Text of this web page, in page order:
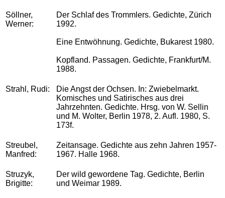
Söllner,
Werner:
Der Schlaf des Trommlers. Gedichte, Zürich
1992.
Eine Entwöhnung. Gedichte, Bukarest 1980.
Kopfland. Passagen. Gedichte, Frankfurt/M.
1988.
Strahl, Rudi:
Die Angst der Ochsen. In: Zwiebelmarkt.
Komisches und Satirisches aus drei
Jahrzehnten. Gedichte. Hrsg. von W. Sellin
und M. Wolter, Berlin 1978, 2. Aufl. 1980, S.
173f.
Streubel,
Manfred:
Zeitansage. Gedichte aus zehn Jahren 1957-
1967. Halle 1968.
Struzyk,
Brigitte:
Der wild gewordene Tag. Gedichte, Berlin
und Weimar 1989.